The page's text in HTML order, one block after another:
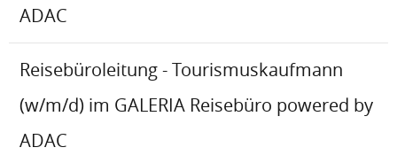
ADAC
Reisebüroleitung - Tourismuskaufmann
(w/m/d) im GALERIA Reisebüro powered by
ADAC